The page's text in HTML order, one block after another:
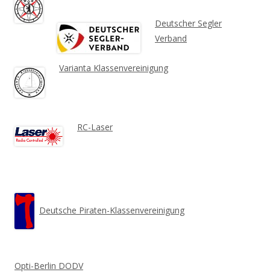
Deutscher Segler
Verband
Varianta Klassenvereinigung
RC-Laser
Deutsche Piraten-Klassenvereinigung
Opti-Berlin DODV